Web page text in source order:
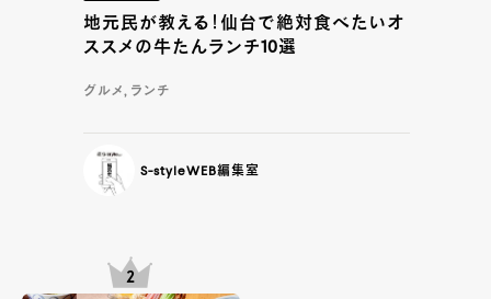
地元民が教える！仙台で絶対食べたいオ
ススメの牛たんランチ10選
グルメ, ランチ
S-styleWEB編集室